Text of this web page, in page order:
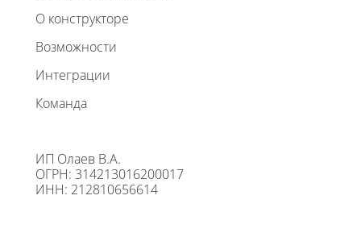
О конструкторе
Возможности
Интеграции
Команда
ИП Олаев В.А.
ОГРН: 314213016200017
ИНН: 212810656614